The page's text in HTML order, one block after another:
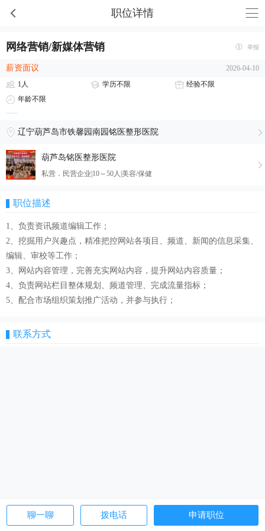
职位详情
聊一聊 拨电话 申请职位
网络营销/新媒体营销 举报
薪资面议
2026-04-10
1人
学历不限
经验不限
年龄不限
辽宁葫芦岛市铁馨园南园铭医整形医院
葫芦岛铭医整形医院
私营．民营企业|10～50人|美容/保健
职位描述
1、负责资讯频道编辑工作；
2、挖掘用户兴趣点，精准把控网站各项目、频道、新闻的信息采集、
编辑、审校等工作；
3、网站内容管理，完善充实网站内容，提升网站内容质量；
4、负责网站栏目整体规划、频道管理、完成流量指标；
5、配合市场组织策划推广活动，并参与执行；
联系方式